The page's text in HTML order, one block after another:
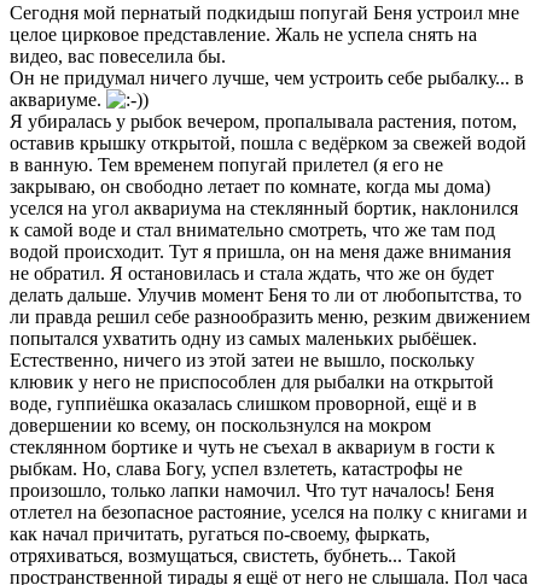
Сегодня мой пернатый подкидыш попугай Беня устроил мне
целое цирковое представление. Жаль не успела снять на
видео, вас повеселила бы.
Он не придумал ничего лучше, чем устроить себе рыбалку... в
аквариуме.
Я убиралась у рыбок вечером, пропалывала растения, потом,
оставив крышку открытой, пошла с ведёрком за свежей водой
в ванную. Тем временем попугай прилетел (я его не
закрываю, он свободно летает по комнате, когда мы дома)
уселся на угол аквариума на стеклянный бортик, наклонился
к самой воде и стал внимательно смотреть, что же там под
водой происходит. Тут я пришла, он на меня даже внимания
не обратил. Я остановилась и стала ждать, что же он будет
делать дальше. Улучив момент Беня то ли от любопытства, то
ли правда решил себе разнообразить меню, резким движением
попытался ухватить одну из самых маленьких рыбёшек.
Естественно, ничего из этой затеи не вышло, поскольку
клювик у него не приспособлен для рыбалки на открытой
воде, гуппиёшка оказалась слишком проворной, ещё и в
довершении ко всему, он поскользнулся на мокром
стеклянном бортике и чуть не съехал в аквариум в гости к
рыбкам. Но, слава Богу, успел взлететь, катастрофы не
произошло, только лапки намочил. Что тут началось! Беня
отлетел на безопасное растояние, уселся на полку с книгами и
как начал причитать, ругаться по-своему, фыркать,
отряхиваться, возмущаться, свистеть, бубнеть... Такой
пространственной тирады я ещё от него не слышала. Пол часа